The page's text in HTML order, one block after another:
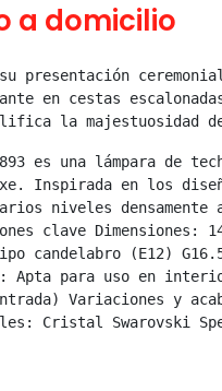
a domicilio
presentación
en cestas
la majestuosidad
es una lámpara de
Inspirada en los
niveles
clave Dimensiones:
candelabro (E12)
Apta para uso en
Variaciones y
Cristal Swarovski